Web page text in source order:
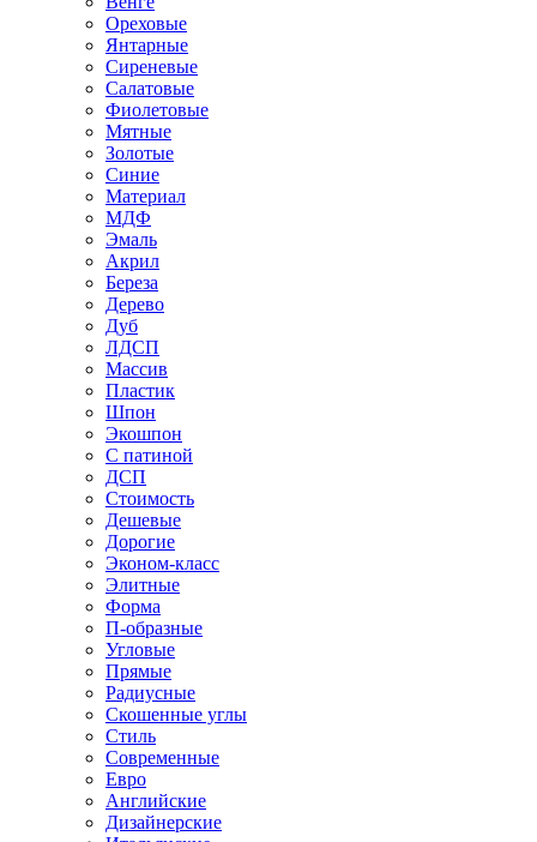
Ореховые
Янтарные
Сиреневые
Салатовые
Фиолетовые
Мятные
Золотые
Синие
Материал
МДФ
Эмаль
Акрил
Береза
Дерево
Дуб
ЛДСП
Массив
Пластик
Шпон
Экошпон
С патиной
ДСП
Стоимость
Дешевые
Дорогие
Эконом-класс
Элитные
Форма
П-образные
Угловые
Прямые
Радиусные
Скошенные углы
Стиль
Современные
Евро
Английские
Дизайнерские